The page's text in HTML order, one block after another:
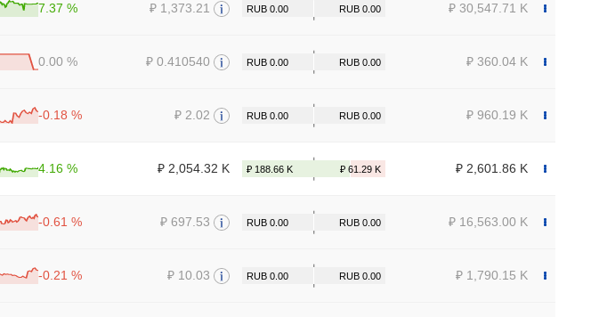
7.37 % ₽ 1,373.21 ₽ 30,547.71 K
0.00 % ₽ 0.410540 ₽ 360.04 K
-0.18 % ₽ 2.02 ₽ 960.19 K
4.16 % ₽ 2,054.32 K ₽ 2,601.86 K
-0.61 % ₽ 697.53 ₽ 16,563.00 K
-0.21 % ₽ 10.03 ₽ 1,790.15 K